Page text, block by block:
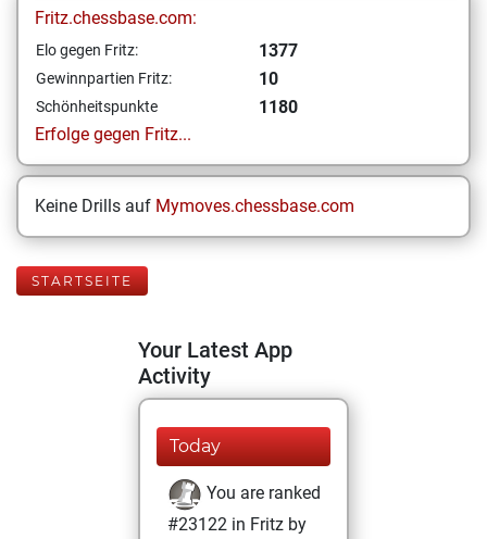
Fritz.chessbase.com:
Elo gegen Fritz: 1377
Gewinnpartien Fritz: 10
Schönheitspunkte
1180
Erfolge gegen Fritz...
Keine Drills auf Mymoves.chessbase.com
STARTSEITE
Your Latest App
Activity
Today
You are ranked
#23122 in Fritz by